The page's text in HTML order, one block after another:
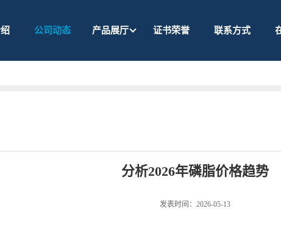
公司动态 产品展厅 证书荣誉 联系方式
分析2026年磷脂价格趋势
发表时间：2026-05-13